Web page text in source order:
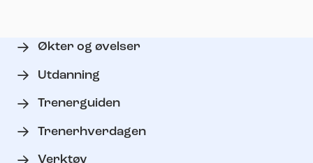
Økter og øvelser
Utdanning
Trenerguiden
Trenerhverdagen
Verktøy